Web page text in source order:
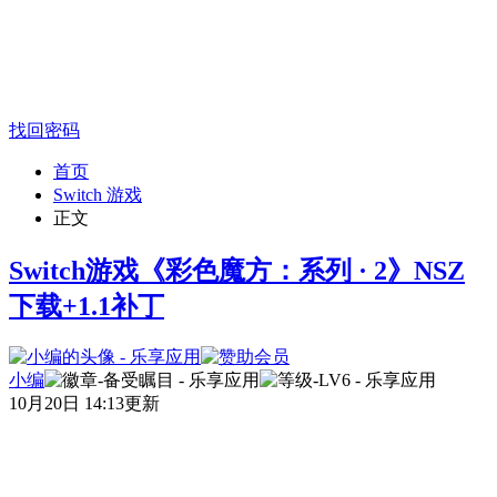
找回密码
首页
Switch 游戏
正文
Switch游戏《彩色魔方：系列 · 2》NSZ
下载+1.1补丁
小编
10月20日 14:13更新